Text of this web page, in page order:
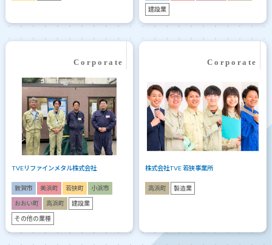
建設業
TVEリファインメタル株式会社
敦賀市 美浜町 若狭町 小浜市
おおい町 高浜町 建設業
その他の業種
株式会社TVE 若狭事業所
高浜町 製造業